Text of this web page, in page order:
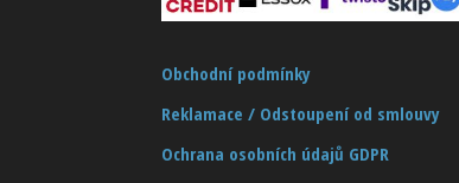
Obchodní podmínky
Reklamace / Odstoupení od smlouvy
Ochrana osobních údajů GDPR